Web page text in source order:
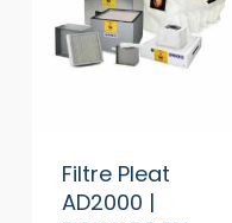
Filtre Pleat
AD2000 |